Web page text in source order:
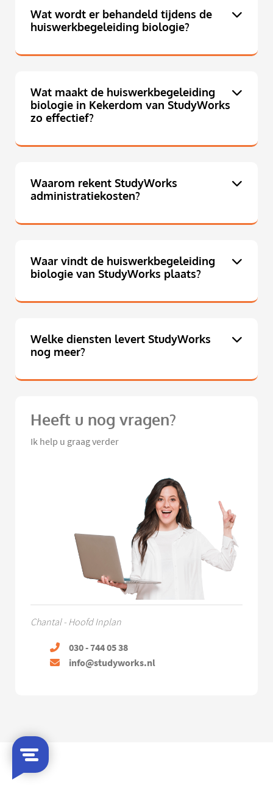
Wat wordt er behandeld tijdens de
huiswerkbegeleiding biologie?
Wat maakt de huiswerkbegeleiding
biologie in Kekerdom van StudyWorks
zo effectief?
Waarom rekent StudyWorks
administratiekosten?
Waar vindt de huiswerkbegeleiding
biologie van StudyWorks plaats?
Welke diensten levert StudyWorks
nog meer?
Heeft u nog vragen?
Ik help u graag verder
Chantal - Hoofd Inplan
030 - 744 05 38
info@studyworks.nl